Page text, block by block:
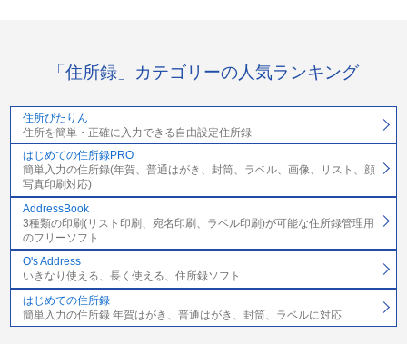
「住所録」カテゴリーの人気ランキング
住所ぴたりん
住所を簡単・正確に入力できる自由設定住所録
はじめての住所録PRO
簡単入力の住所録(年賀、普通はがき、封筒、ラベル、画像、リスト、顔
写真印刷対応)
AddressBook
3種類の印刷(リスト印刷、宛名印刷、ラベル印刷)が可能な住所録管理用
のフリーソフト
O's Address
いきなり使える、長く使える、住所録ソフト
はじめての住所録
簡単入力の住所録 年賀はがき、普通はがき、封筒、ラベルに対応